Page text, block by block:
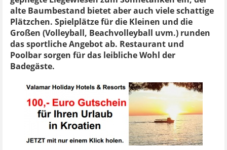
alte Baumbestand bietet aber auch viele schattige
Plätzchen. Spielplätze für die Kleinen und die
Großen (Volleyball, Beachvolleyball uvm.) runden
das sportliche Angebot ab. Restaurant und
Poolbar sorgen für das leibliche Wohl der
Badegäste.